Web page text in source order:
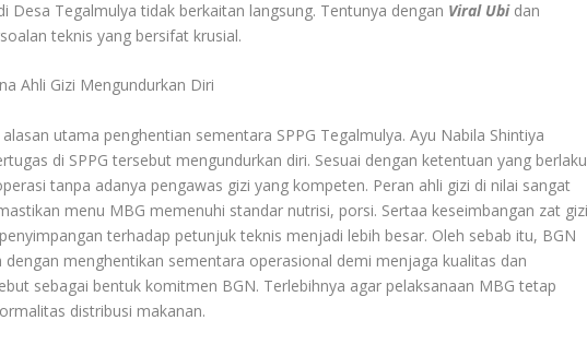
Desa Tegalmulya tidak berkaitan langsung. Tentunya dengan Viral Ubidan
teknis yang bersifat krusial.
Ahli Gizi Mengundurkan Diri
utama penghentian sementara SPPG Tegalmulya. Ayu Nabila Shintiya
di SPPG tersebut mengundurkan diri. Sesuai dengan ketentuan yang
tanpa adanya pengawas gizi yang kompeten. Peran ahli gizi di nilai sangat
menu MBG memenuhi standar nutrisi, porsi. Sertaa keseimbangan zat
terhadap petunjuk teknis menjadi lebih besar. Oleh sebab itu, BGN
menghentikan sementara operasional demi menjaga kualitas dan
sebagai bentuk komitmen BGN. Terlebihnya agar pelaksanaan MBG tetap
distribusi makanan.